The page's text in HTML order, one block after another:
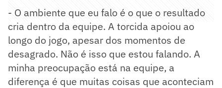
- O ambiente que eu falo é o que o resultado
cria dentro da equipe. A torcida apoiou ao
longo do jogo, apesar dos momentos de
desagrado. Não é isso que estou falando. A
minha preocupação está na equipe, a
diferença é que muitas coisas que aconteciam